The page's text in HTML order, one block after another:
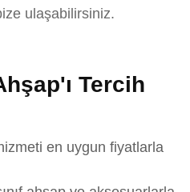
ulaşabilirsiniz.
Tercih
en uygun fiyatlarla